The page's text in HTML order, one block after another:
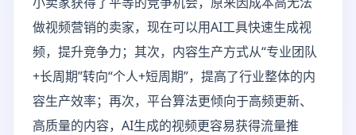
做视频营销的卖家，现在可以用AI工具快速生成视
频，提升竞争力；其次，内容生产方式从“专业团队
+长周期”转向“个人+短周期”，提高了行业整体的内
容生产效率；再次，平台算法更倾向于高频更新、
高质量的内容，AI生成的视频更容易获得流量推